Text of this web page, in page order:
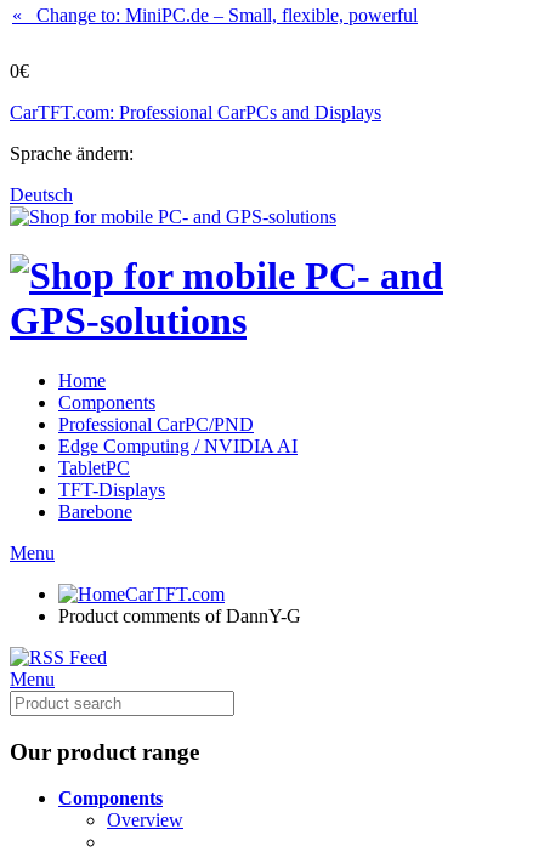
0€
CarTFT.com: Professional CarPCs and Displays
« Change to: MiniPC.de – Small, flexible, powerful
Sprache ändern:
Deutsch
Home
Components
Professional CarPC/PND
Edge Computing / NVIDIA AI
TabletPC
TFT-Displays
Barebone
Menu
CarTFT.com
Product comments of DannY-G
Menu
Our product range
Components
Overview